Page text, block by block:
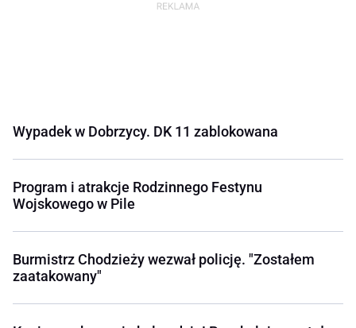
Wypadek w Dobrzycy. DK 11 zablokowana
Program i atrakcje Rodzinnego Festynu
Wojskowego w Pile
Burmistrz Chodzieży wezwał policję. "Zostałem
zaatakowany"